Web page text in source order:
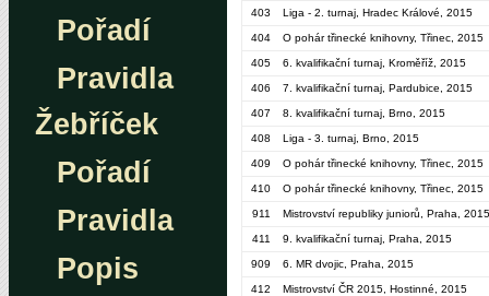
Pořadí
Pravidla
Žebříček
Pořadí
Pravidla
Popis
403 Liga - 2. turnaj, Hradec Králové, 2015
404 O pohár třinecké knihovny, Třinec, 2015
405 6. kvalifikační turnaj, Kroměříž, 2015
406 7. kvalifikační turnaj, Pardubice, 2015
407 8. kvalifikační turnaj, Brno, 2015
408 Liga - 3. turnaj, Brno, 2015
409 O pohár třinecké knihovny, Třinec, 2015
410 O pohár třinecké knihovny, Třinec, 2015
911 Mistrovství republiky juniorů, Praha, 2015
411 9. kvalifikační turnaj, Praha, 2015
909 6. MR dvojic, Praha, 2015
412 Mistrovství ČR 2015, Hostinné, 2015